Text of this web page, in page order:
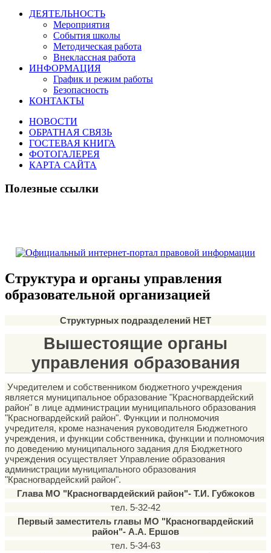
ДЕЯТЕЛЬНОСТЬ
Мероприятия
События школы
Методическая работа
Внеклассная работа
ИНФОРМАЦИЯ
График и режим работы
Безопасность
КОНТАКТЫ
НОВОСТИ
ОБРАТНАЯ СВЯЗЬ
ГОСТЕВАЯ КНИГА
ФОТОГАЛЕРЕЯ
КАРТА САЙТА
Полезные ссылки
Структура и органы управления
образовательной организацией
Структурных подразделений НЕТ
Вышестоящие органы
управления образования
Учредителем и собственником бюджетного учреждения
является муниципальное образование "Красногвардейский
район" в лице администрации муниципального образования
"Красногвардейский район". Функции и полномочия
учредителя, кроме назначения руководителя Бюджетного
учреждения, и функции собственника, функции и полномочия
по доведению муниципального задания для Бюджетного
учреждения осуществляет Управление образования
администрации муниципального образования
"Красногвардейский район".
Глава МО "Красногвардейский район"- Т.И. Губжоков
тел. 5-32-42
Первый заместитель главы МО "Красногвардейский
район"- А.А. Ершов
тел. 5-34-63